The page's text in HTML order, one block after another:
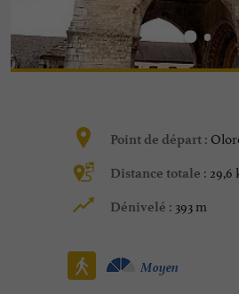
Point de départ :
Distance totale : 29,6
Dénivelé : 393 m
Moyen